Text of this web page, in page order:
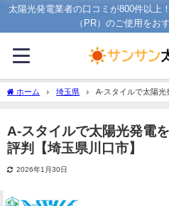
太陽光発電業者の口コミが800件以上
（PR）のご使用をお
ホーム 埼玉県
A-スタイルで太陽光
県川口市】
A-スタイルで太陽光発電
評判【埼玉県川口市】
2026年1月30日